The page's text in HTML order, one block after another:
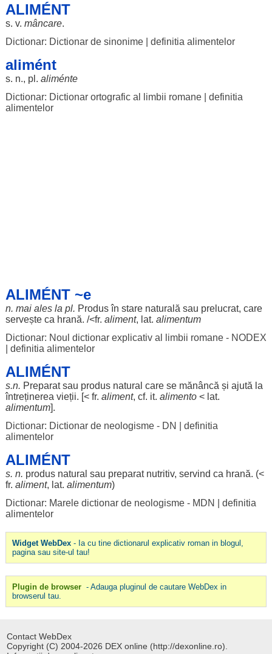
ALIMÉNT
s. v. mâncare.
Dictionar: Dictionar de sinonime| definitia alimentelor
alimént
s. n., pl. aliménte
Dictionar: Dictionar ortografic al limbii romane| definitia
alimentelor
ALIMÉNT ~e
n. mai alesla pl. Produsîn stare naturală sau prelucrat, care
serveșteca hrană. /<fr. aliment, lat. alimentum
Dictionar: Noul dictionar explicativ al limbii romane - NODEX
definitia alimentelor
ALIMÉNT
s.n. Preparatsau produs natural care se mănâncă și ajută la
întreținerea vieții. [< fr. aliment, cf. it. alimento< lat.
alimentum].
Dictionar: Dictionar de neologisme - DN
definitia
alimentelor
ALIMÉNT
s. n. produs natural sau preparat nutritiv, servind ca hrană. (<
fr. aliment, lat. alimentum)
Dictionar: Marele dictionar de neologisme - MDN
definitia
alimentelor
Widget WebDex- Ia cu tine dictionarul explicativ roman in blogul,
pagina sau site-ul tau!
Plugin de browser - Adauga pluginul de cautare WebDex in
browserul tau.
Contact WebDex
Copyright (C) 2004-2026 DEX online (http://dexonline.ro).